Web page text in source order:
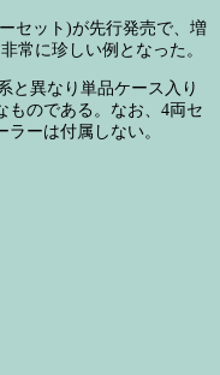
セット)が先行発売で、増
常に珍しい例となった。
と異なり単品ケース入り
ものである。なお、4両セ
ーは付属しない。